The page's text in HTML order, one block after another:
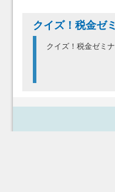
クイズ！税金ゼ
クイズ！税金ゼミ